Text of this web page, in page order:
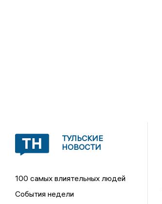
ТУЛЬСКИЕ
НОВОСТИ
100 самых влиятельных людей
События недели